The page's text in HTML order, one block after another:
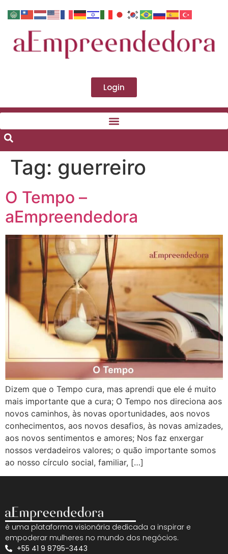
Login
Tag: guerreiro
O Tempo –
aEmpreendedora
Dizem que o Tempo cura, mas aprendi que ele é muito
mais importante que a cura; O Tempo nos direciona aos
novos caminhos, às novas oportunidades, aos novos
conhecimentos, aos novos desafios, às novas amizades,
aos novos sentimentos e amores; Nos faz enxergar
nossos verdadeiros valores; o quão importante somos
ao nosso círculo social, familiar, […]
é uma plataforma visionária dedicada a inspirar e
empoderar mulheres no mundo dos negócios.
+55 41 9 8795-3443